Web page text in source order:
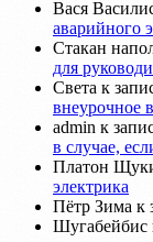
Вася
аварийного
Стакан
для
Света к
внеурочное
admin к
в случае,
Платон
электрика
Пётр Зима к
Шугабейбис